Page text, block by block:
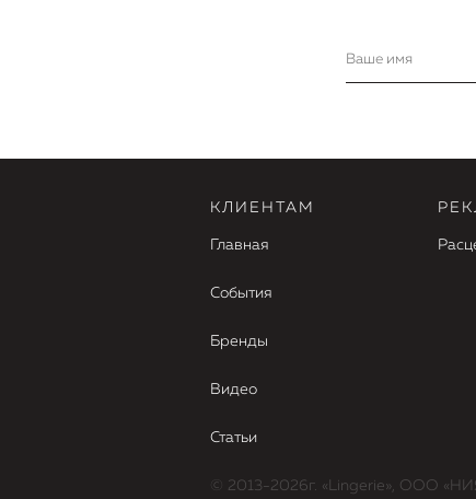
КЛИЕНТАМ
Главная
События
Бренды
Видео
Статьи
© 2013-2026г. «Lingerie», ООО